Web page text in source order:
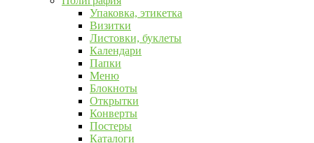
Упаковка, этикетка
Визитки
Листовки, буклеты
Календари
Папки
Меню
Блокноты
Открытки
Конверты
Постеры
Каталоги